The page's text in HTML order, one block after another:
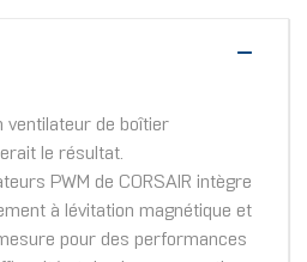
ventilateur de boîtier
le résultat.
PWM de CORSAIR intègre
à lévitation magnétique et
pour des performances